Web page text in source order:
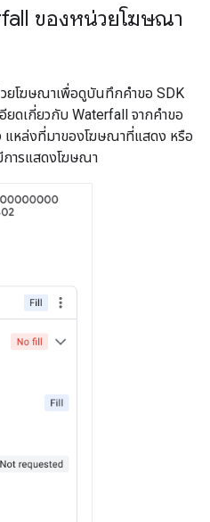
ของหน่วยโฆษณา
ยโฆษณาเพื่อดูบันทึกคำขอ SDK
ยดเกี่ยวกับ Waterfall จากคำขอ
แหล่งที่มาของโฆษณาที่แสดง หรือ
การแสดงโฆษณา